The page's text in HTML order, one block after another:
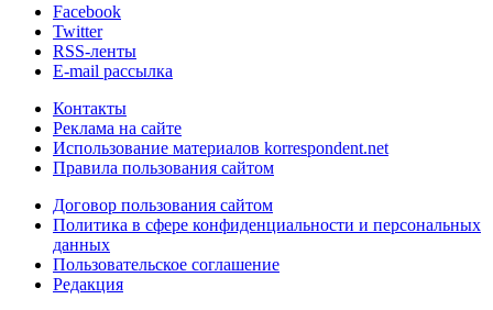
Facebook
Twitter
RSS-ленты
E-mail рассылка
Контакты
Реклама на сайте
Использование материалов korrespondent.net
Правила пользования сайтом
Договор пользования сайтом
Политика в сфере конфиденциальности и персональных
данных
Пользовательское соглашение
Редакция